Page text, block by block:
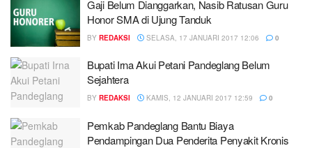
Gaji Belum Dianggarkan, Nasib Ratusan Guru
Honor SMA di Ujung Tanduk
BY REDAKSI SELASA, 17 JANUARI 2017 12:06 0
Bupati Irna Akui Petani Pandeglang Belum
Sejahtera
BY REDAKSI KAMIS, 12 JANUARI 2017 12:59 0
Pemkab Pandeglang Bantu Biaya
Pendampingan Dua Penderita Penyakit Kronis